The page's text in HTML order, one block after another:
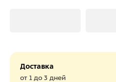
Доставка
от 1 до 3 дней